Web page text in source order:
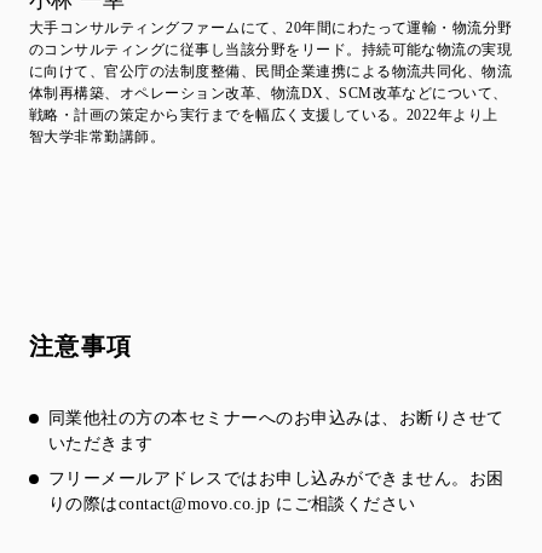
大手コンサルティングファームにて、20年間にわたって運輸・物流分野
のコンサルティングに従事し当該分野をリード。持続可能な物流の実現
に向けて、官公庁の法制度整備、民間企業連携による物流共同化、物流
体制再構築、オペレーション改革、物流DX、SCM改革などについて、
戦略・計画の策定から実行までを幅広く支援している。2022年より上
智大学非常勤講師。
注意事項
同業他社の方の本セミナーへのお申込みは、お断りさせて
いただきます
フリーメールアドレスではお申し込みができません。お困
りの際はcontact@movo.co.jp にご相談ください